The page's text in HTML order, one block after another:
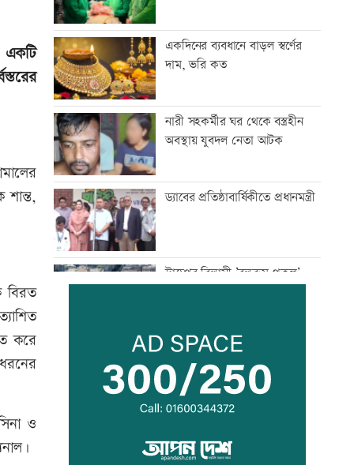
শান্ত,
বিরত
করে
ও
একদিনের ব্যবধানে বাড়ল স্বর্ণের
দাম, ভরি কত
নারী সহকর্মীর ঘর থেকে বস্ত্রহীন
অবস্থায় যুবদল নেতা আটক
ড্যাবের প্রতিষ্ঠাবার্ষিকীতে প্রধানমন্ত্রী
ট্রাম্পের বিলাসী ’বলরুম প্রকল্প’
আগস্টে ফের টানা ৪ দিনের ছুটির
সুযোগ
৩ উপায়ে জানবেন